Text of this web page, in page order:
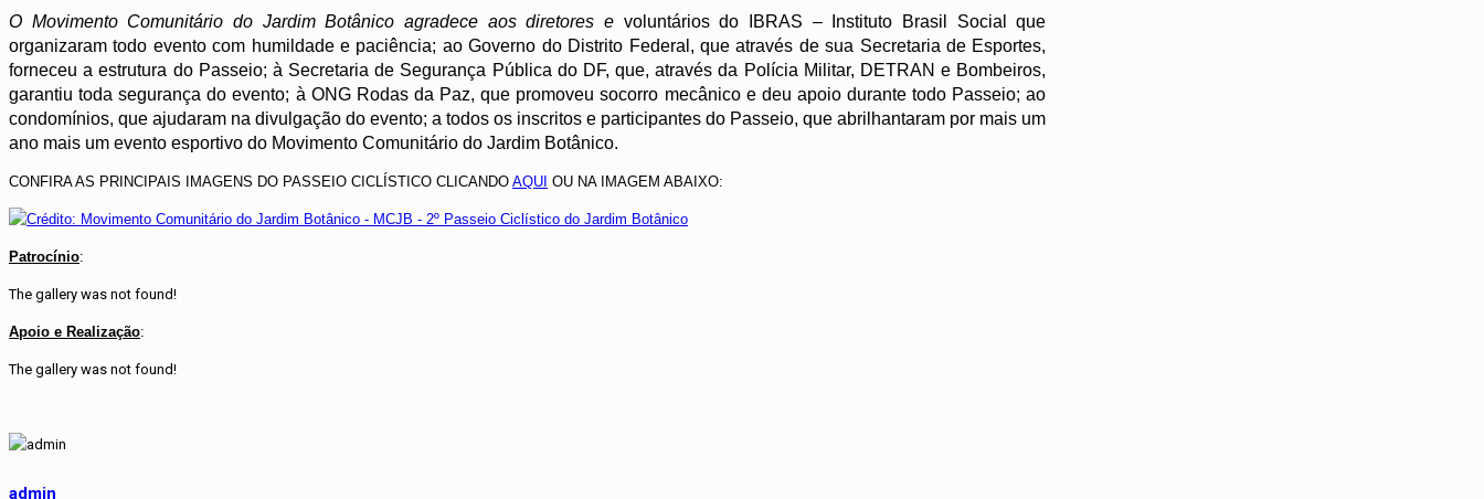
O Movimento Comunitário do Jardim Botânico agradece aos diretores e voluntários do IBRAS – Instituto Brasil Social que
organizaram todo evento com humildade e paciência; ao Governo do Distrito Federal, que através de sua Secretaria de Esportes,
forneceu a estrutura do Passeio; à Secretaria de Segurança Pública do DF, que, através da Polícia Militar, DETRAN e Bombeiros,
garantiu toda segurança do evento; à ONG Rodas da Paz, que promoveu socorro mecânico e deu apoio durante todo Passeio; ao
condomínios, que ajudaram na divulgação do evento; a todos os inscritos e participantes do Passeio, que abrilhantaram por mais um
ano mais um evento esportivo do Movimento Comunitário do Jardim Botânico.
CONFIRA AS PRINCIPAIS IMAGENS DO PASSEIO CICLÍSTICO CLICANDO AQUI OU NA IMAGEM ABAIXO:
Patrocínio:
The gallery was not found!
Apoio e Realização:
The gallery was not found!
admin